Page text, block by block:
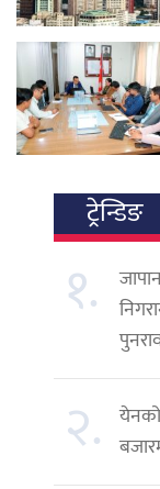
ट्रेन्डिङ
१.
२.